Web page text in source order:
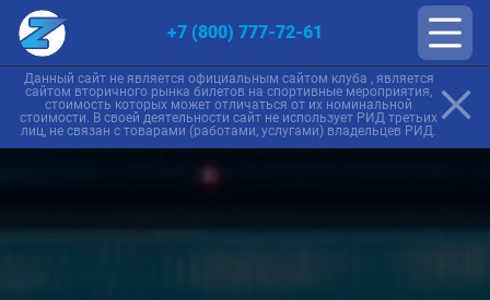
+7 (800) 777-72-61
Данный сайт не является официальным сайтом клуба , является
сайтом вторичного рынка билетов на спортивные мероприятия,
стоимость которых может отличаться от их номинальной
стоимости. В своей деятельности сайт не использует РИД третьих
лиц, не связан с товарами (работами, услугами) владельцев РИД.